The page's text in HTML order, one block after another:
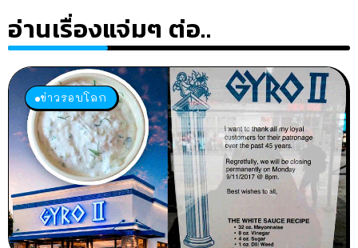
อ่านเรื่องแจ่มๆ ต่อ..
ข่าวรอบโลก